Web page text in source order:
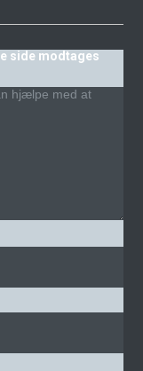
side modtages